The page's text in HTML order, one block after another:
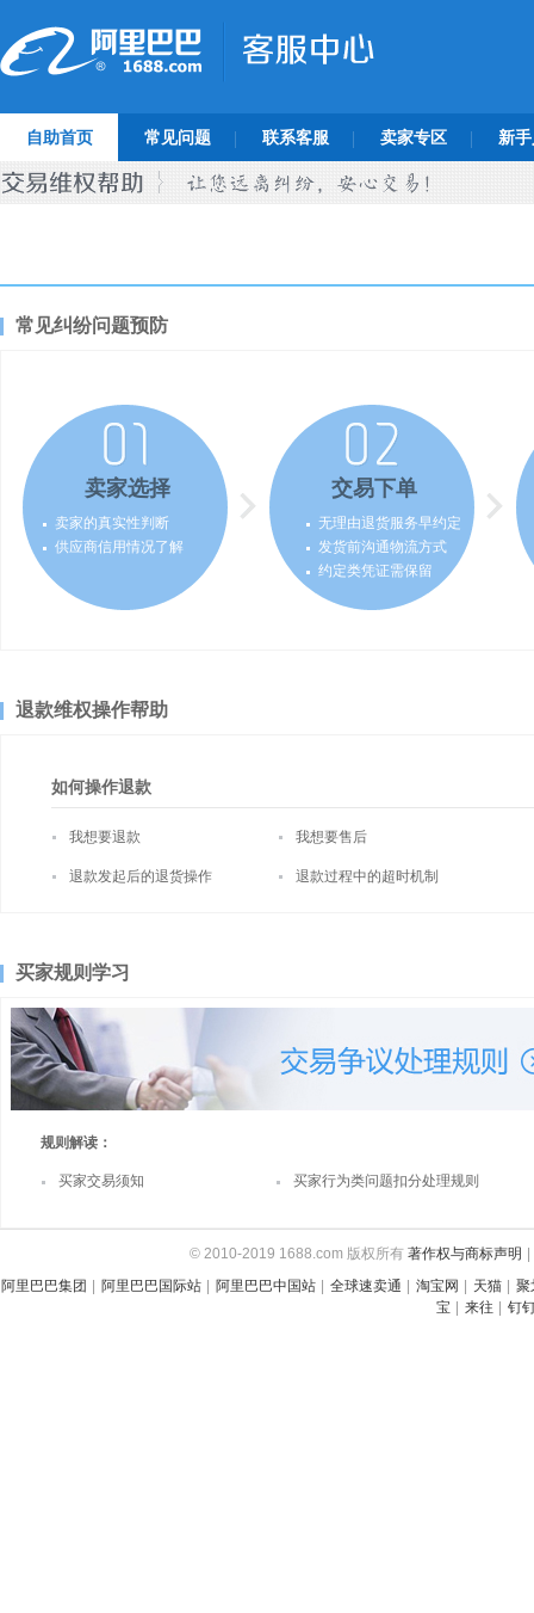
自助首页 常见问题 联系客服 卖家专区 新
常见纠纷问题预防
卖家选择
卖家的真实性判断
供应商信用情况了解
交易下单
无理由退货服务早约定
发货前沟通物流方式
约定类凭证需保留
退款维权操作帮助
如何操作退款
我想要退款 我想要售后
退款发起后的退货操作 退款过程中的超时机制
买家规则学习
规则解读：
买家交易须知 买家行为类问题扣分处理规则
© 2010-2019 1688.com 版权所有 著作权与商标声明
阿里巴巴集团
阿里巴巴国际站 阿里巴巴中国站 全球速卖通 淘宝网 天猫
聚
宝
来往 钉